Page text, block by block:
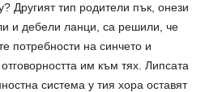
Другият тип родители пък, онези
и дебели ланци, са решили, че
потребности на синчето и
им към тях. Липсата
система у тия хора оставят